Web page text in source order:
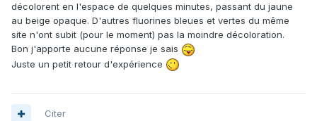
décolorent en l'espace de quelques minutes, passant du jaune
au beige opaque. D'autres fluorines bleues et vertes du même
site n'ont subit (pour le moment) pas la moindre décoloration.
Bon j'apporte aucune réponse je sais
Juste un petit retour d'expérience
Citer